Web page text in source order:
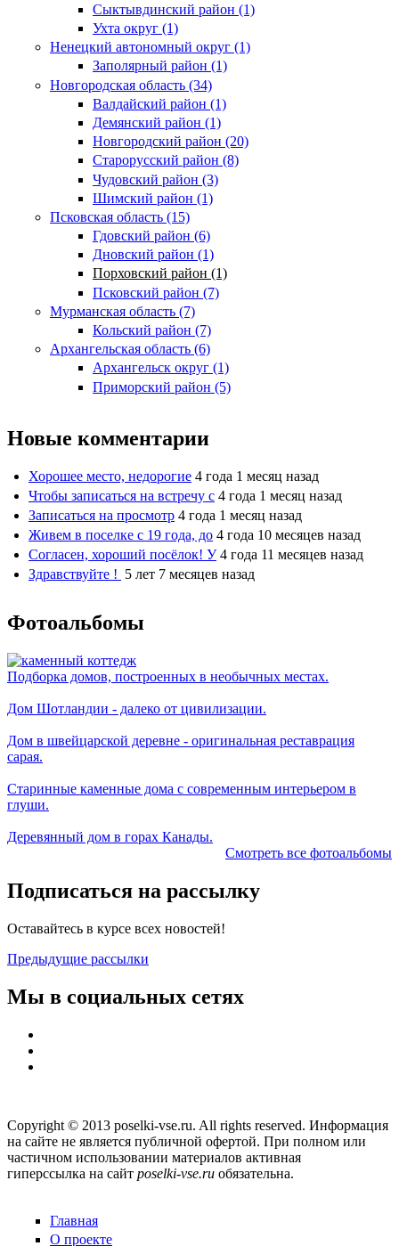
Сыктывдинский район (1)
Ухта округ (1)
Ненецкий автономный округ (1)
Заполярный район (1)
Новгородская область (34)
Валдайский район (1)
Демянский район (1)
Новгородский район (20)
Старорусский район (8)
Чудовский район (3)
Шимский район (1)
Псковская область (15)
Гдовский район (6)
Дновский район (1)
Порховский район (1)
Псковский район (7)
Мурманская область (7)
Кольский район (7)
Архангельская область (6)
Архангельск округ (1)
Приморский район (5)
Новые комментарии
Хорошее место, недорогие 4 года 1 месяц назад
Чтобы записаться на встречу с 4 года 1 месяц назад
Записаться на просмотр 4 года 1 месяц назад
Живем в поселке с 19 года, до 4 года 10 месяцев назад
Согласен, хороший посёлок! У 4 года 11 месяцев назад
Здравствуйте ! 5 лет 7 месяцев назад
Фотоальбомы
Подборка домов, построенных в необычных местах.
Дом Шотландии - далеко от цивилизации.
Дом в швейцарской деревне - оригинальная реставрация
сарая.
Старинные каменные дома с современным интерьером в
глуши.
Деревянный дом в горах Канады.
Смотреть все фотоальбомы
Подписаться на рассылку
Оставайтесь в курсе всех новостей!
Предыдущие рассылки
Мы в социальных сетях
Copyright © 2013 poselki-vse.ru. All rights reserved. Информация
на сайте не является публичной офертой. При полном или
частичном использовании материалов активная
гиперссылка на сайт poselki-vse.ru​ обязательна.
Главная
О проекте